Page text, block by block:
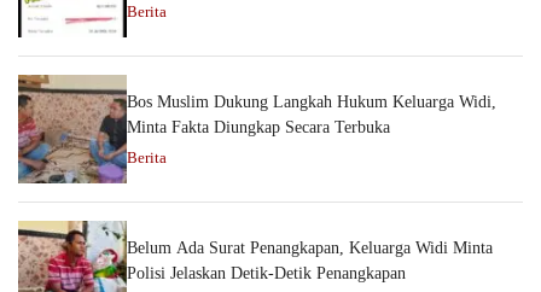
Berita
Bos Muslim Dukung Langkah Hukum Keluarga Widi,
Minta Fakta Diungkap Secara Terbuka
Berita
Belum Ada Surat Penangkapan, Keluarga Widi Minta
Polisi Jelaskan Detik-Detik Penangkapan